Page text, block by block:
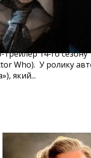
роль у
14-го сезону
Who). У ролику
який...